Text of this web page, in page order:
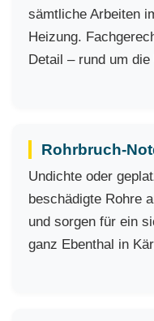
sämtliche Arbeiten
Heizung.
Detail – rund um die
Rohrbruch-
Undichte oder
beschädigte Rohre
und sorgen für ein
ganz Ebenthal in